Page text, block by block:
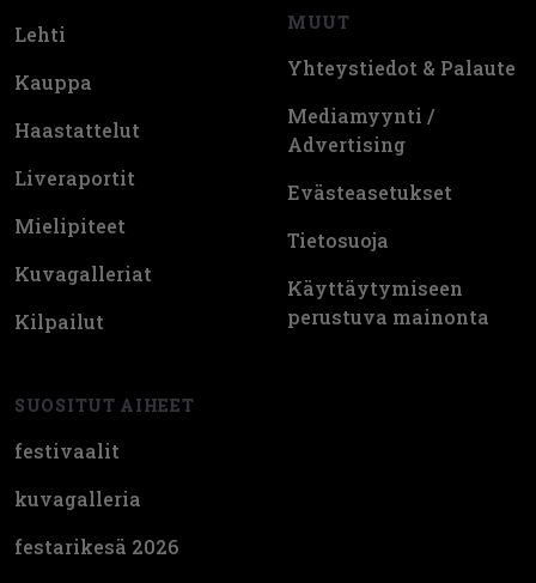
Lehti
Kauppa
Haastattelut
Liveraportit
Mielipiteet
Kuvagalleriat
Kilpailut
SUOSITUT AIHEET
festivaalit
kuvagalleria
festarikesä 2026
MUUT
Yhteystiedot & Palaute
Mediamyynti /
Advertising
Evästeasetukset
Tietosuoja
Käyttäytymiseen
perustuva mainonta